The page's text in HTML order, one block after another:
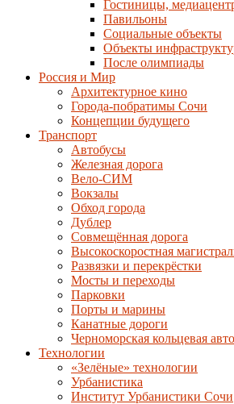
Гостиницы,
Павильоны
Социальные объекты
Объекты
После олимпиады
Россия и Мир
Архитектурное кино
Города-побратимы Сочи
Концепции будущего
Транспорт
Автобусы
Железная дорога
Вело-СИМ
Вокзалы
Обход города
Дублер
Совмещённая дорога
Высокоскоростная
Развязки и перекрёстки
Мосты и переходы
Парковки
Порты и марины
Канатные дороги
Черноморская кольцевая
Технологии
«Зелёные» технологии
Урбанистика
Институт Урбанистики Сочи